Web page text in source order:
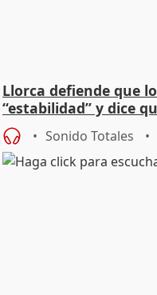
Llorca defiende que
“estabilidad” y dice
Sonido Totales